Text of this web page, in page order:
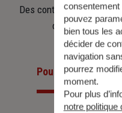
Des contrats clairs et
d’aujourd’hui et
Pour les
pouvez
bien tous les
décider de
navigation
pourrez
moment.
Pour plus
notre politique